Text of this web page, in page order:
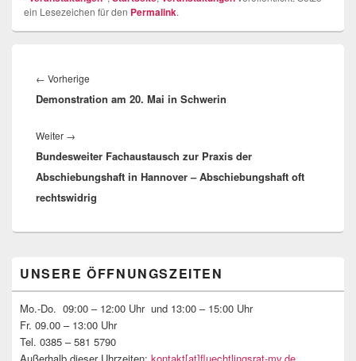
ein Lesezeichen für den Permalink.
← Vorherige
Beitrag:
Demonstration am 20. Mai in Schwerin
Weiter →
Beitrag:
Bundesweiter Fachaustausch zur Praxis der
Abschiebungshaft in Hannover – Abschiebungshaft oft
rechtswidrig
Seitenleisten-
Widgetbereich
UNSERE ÖFFNUNGSZEITEN
Mo.-Do. 09:00 – 12:00 Uhr und 13:00 – 15:00 Uhr
Fr. 09.00 – 13:00 Uhr
Tel. 0385 – 581 5790